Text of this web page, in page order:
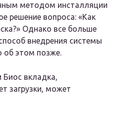
методом инсталляции
решение вопроса: «Как
Однако все больше
внедрения системы
об этом позже.
Биос вкладка,
загрузки, может